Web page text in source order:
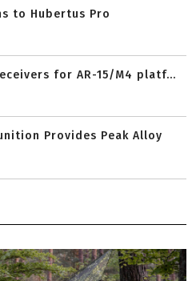
to Hubertus Pro
for AR-15/M4 platf...
Provides Peak Alloy